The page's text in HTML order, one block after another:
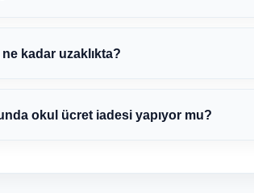
kadar uzaklıkta?
okul ücret iadesi yapıyor mu?